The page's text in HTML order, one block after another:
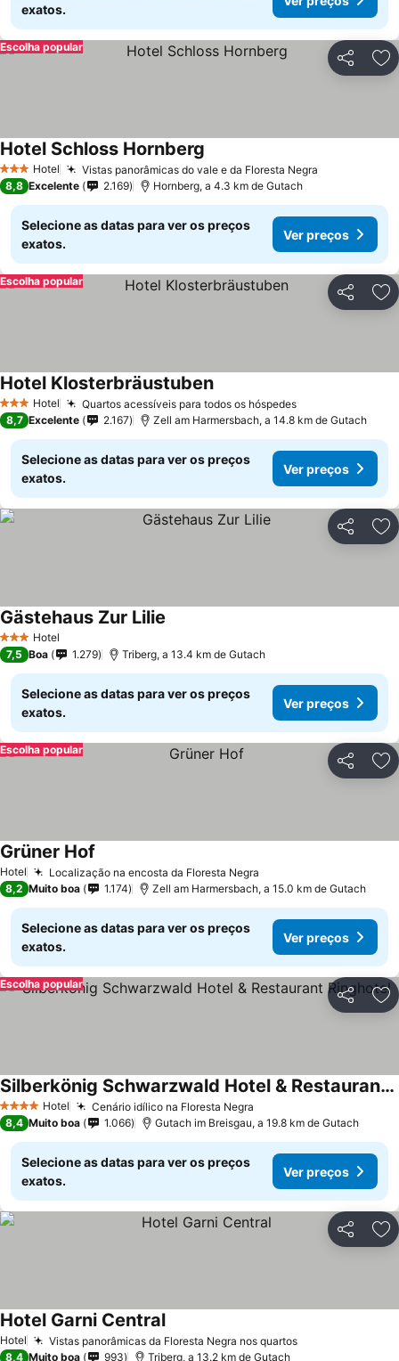
exatos.
Partilhar
Escolha popular
3 EstrelasHotel Vistas panorâmicas do vale e da Floresta Negra
Hotel Schloss Hornberg
8,8 Excelente 2.169 Hornberg, a 4.3 km de Gutach
Selecione as datas para ver os preços
exatos.
Ver preços
Partilhar
Escolha popular
3 EstrelasHotel Quartos acessíveis para todos os hóspedes
Hotel Klosterbräustuben
8,7 Excelente 2.167 Zell am Harmersbach, a 14.8 km de Gutach
Selecione as datas para ver os preços
exatos.
Ver preços
Partilhar
3 EstrelasHotel
Gästehaus Zur Lilie
7,5 Boa 1.279 Triberg, a 13.4 km de Gutach
Selecione as datas para ver os preços
exatos.
Ver preços
Partilhar
Escolha popular
Hotel Localização na encosta da Floresta Negra
Grüner Hof
8,2 Muito boa 1.174 Zell am Harmersbach, a 15.0 km de Gutach
Selecione as datas para ver os preços
exatos.
Ver preços
Partilhar
Escolha popular
4 EstrelasHotel Cenário idílico na Floresta Negra
Silberkönig Schwarzwald Hotel & Restaurant Ringhotel
8,4 Muito boa 1.066 Gutach im Breisgau, a 19.8 km de Gutach
Selecione as datas para ver os preços
exatos.
Ver preços
Partilhar
Hotel Vistas panorâmicas da Floresta Negra nos quartos
Hotel Garni Central
8,4 Muito boa 993 Triberg, a 13.2 km de Gutach